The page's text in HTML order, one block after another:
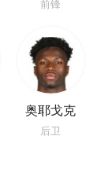
前锋
奥耶戈克
后卫